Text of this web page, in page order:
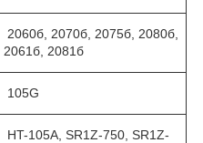
2060б, 2070б, 2075б, 2080б,
2061б, 2081б
105G
HT-105A, SR1Z-750, SR1Z-